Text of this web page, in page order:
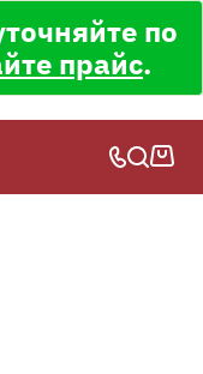
по
прайс.